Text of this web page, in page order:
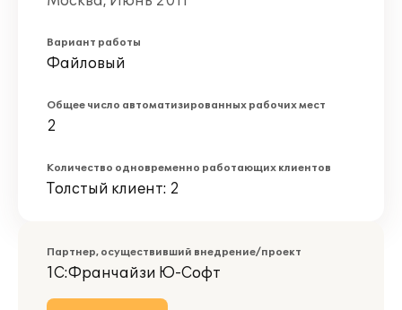
Вариант работы
Файловый
Общее число автоматизированных рабочих мест
2
Количество одновременно работающих клиентов
Толстый клиент: 2
Партнер, осуществивший внедрение/проект
1С:Франчайзи Ю-Софт